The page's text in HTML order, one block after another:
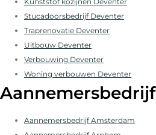
Stucadoorsbedrijf Deventer
Traprenovatie Deventer
Uitbouw Deventer
Verbouwing Deventer
Woning verbouwen Deventer
Aannemersbedrijf
Aannemersbedrijf Amsterdam